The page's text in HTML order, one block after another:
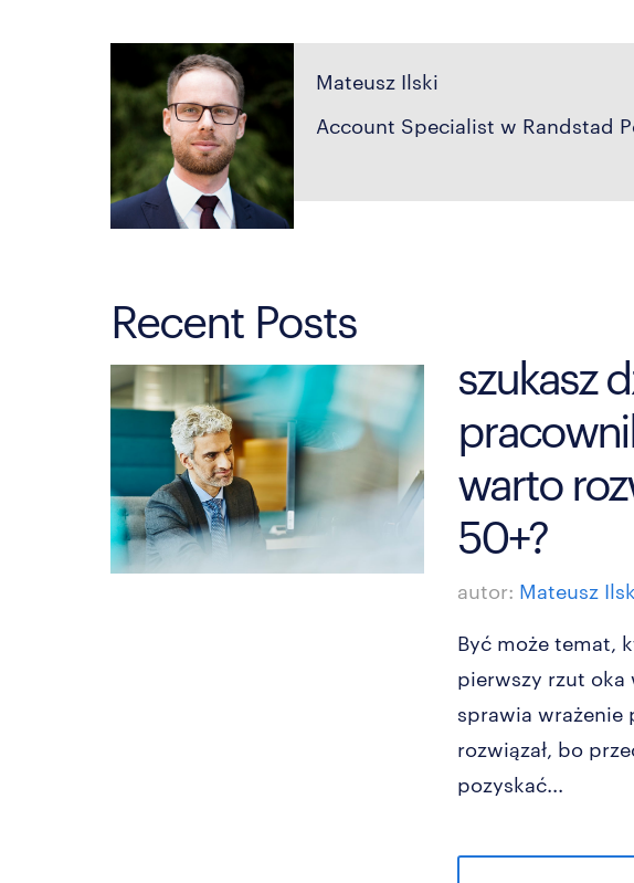
Mateusz Ilski
Account Specialist w Randstad
Recent Posts
szukasz
warto
50+?
autor: Mateusz
Być może temat,
pierwszy rzut oka
sprawia wrażenie
rozwiązał, bo
pozyskać...